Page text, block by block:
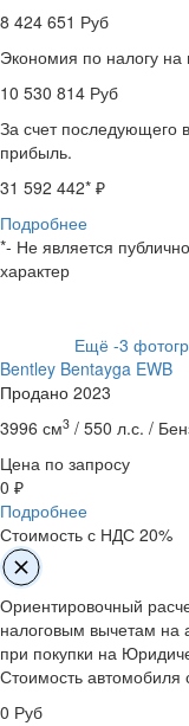
8 424 651 Руб
Экономия по налогу
10 530 814 Руб
За счет последующего
прибыль.
31 592 442* ₽
Подробнее
*- Не является
характер
Ещё -3
Bentley Bentayga EWB
Продано 2023
3996 см3 / 550 л.с. /
Цена по запросу
0 ₽
Подробнее
Стоимость с НДС 20%
Ориентировочный
налоговым вычетам на
при покупки на
Стоимость
0 Руб